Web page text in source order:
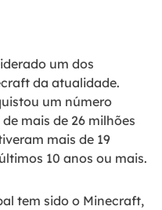
um dos
da atualidade.
um número
mais de 26 milhões
mais de 19
10 anos ou mais.
tem sido o Minecraft,